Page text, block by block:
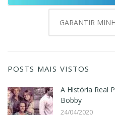
GARANTIR
POSTS MAIS VISTOS
A História Real
Bobby
24/04/2020